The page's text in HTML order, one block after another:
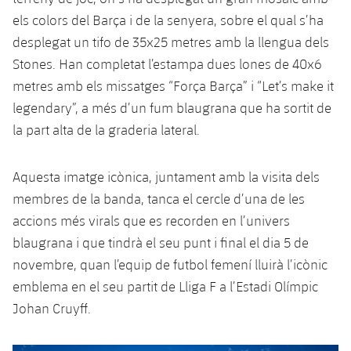
Jugadors
Resultats
Classificació
Fotos
Notícies
Voleibol masculí
Apunta't a les amateurs
plusicon
més
Apunta't a les amateurs
Carnet de l'Esportista Amateur
PLUSICON
League of Legends
VALORANT Game Changers
eFootball
els colors del Barça i de la senyera, sobre el qual s’ha
desplegat un tifo de 35x25 metres amb la llengua dels
Stones. Han completat l’estampa dues lones de 40x6
metres amb els missatges “Força Barça” i “Let’s make it
legendary”, a més d’un fum blaugrana que ha sortit de
la part alta de la graderia lateral.
Aquesta imatge icònica, juntament amb la visita dels
membres de la banda, tanca el cercle d’una de les
accions més virals que es recorden en l’univers
blaugrana i que tindrà el seu punt i final el dia 5 de
novembre, quan l’equip de futbol femení lluirà l’icònic
emblema en el seu partit de Lliga F a l’Estadi Olímpic
Johan Cruyff.